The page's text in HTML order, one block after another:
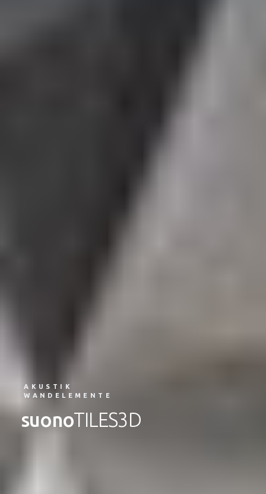
AKUSTIK
WANDELEMENTE
suonoTILES3D